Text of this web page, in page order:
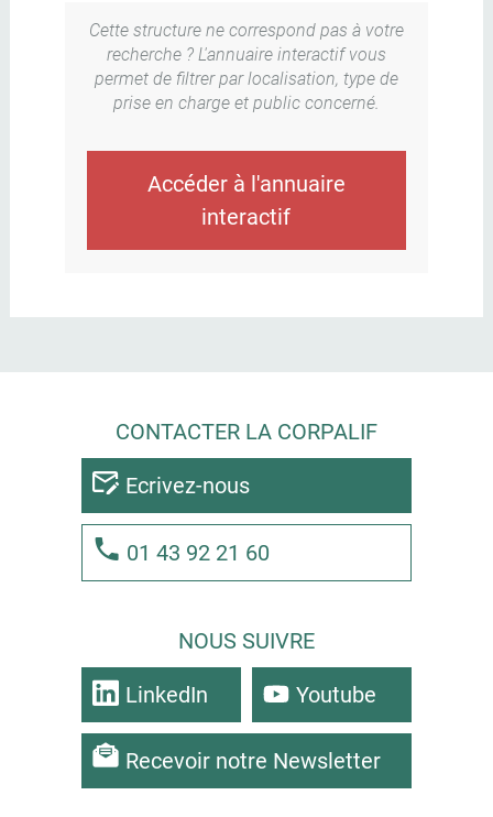
Cette structure ne correspond pas à votre
recherche ? L'annuaire interactif vous
permet de filtrer par localisation, type de
prise en charge et public concerné.
Accéder à l'annuaire
interactif
CONTACTER LA CORPALIF
Ecrivez-nous
01 43 92 21 60
NOUS SUIVRE
LinkedIn Youtube
Recevoir notre Newsletter